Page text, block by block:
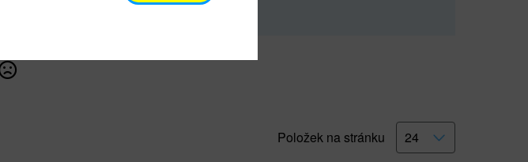
Položek na stránku